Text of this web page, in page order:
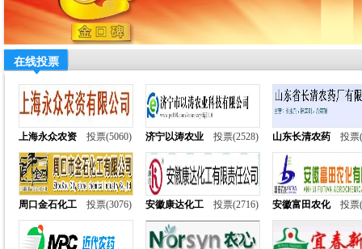
在线投票
上海永众农资 投票(5060) 济宁以涛农业 投票(2528) 山东长清农药 投票
周口金石化工 投票(3076) 安徽康达化工 投票(2716) 安徽富田农化 投票